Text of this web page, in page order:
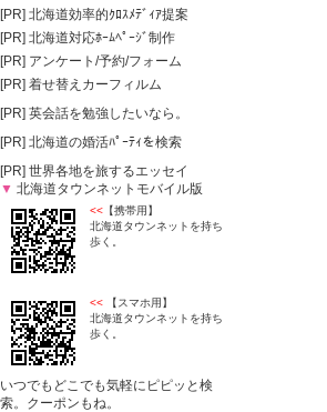
[PR] 北海道効率的ｸﾛｽﾒﾃﾞｨｱ提案
[PR] 北海道対応ﾎｰﾑﾍﾟｰｼﾞ制作
[PR] アンケート/予約/フォーム
[PR] 着せ替えカーフィルム
[PR] 英会話を勉強したいなら。
[PR] 北海道の婚活ﾊﾟｰﾃｨを検索
[PR] 世界各地を旅するエッセイ
▼ 北海道タウンネットモバイル版
<< 【携帯用】
北海道タウンネットを持ち
歩く。
<< 【スマホ用】
北海道タウンネットを持ち
歩く。
いつでもどこでも気軽にピピッと検
索。クーポンもね。